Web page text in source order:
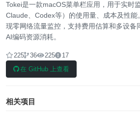
Tokei是一款macOS菜单栏应用，用于实时
Claude、Codex等）的使用量、成本及性能
现零网络流量监控，支持费用估算和多设备
AI编码资源消耗。
225 36 225
17
在 GitHub 上查看
相关项目